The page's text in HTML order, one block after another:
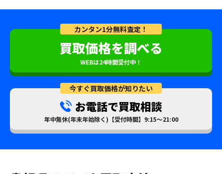
カンタン1分無料査定！
買取価格を調べる
WEBは24時間受付中！
今すぐ買取価格が知りたい
お電話で買取相談
年中無休(年末年始除く)【受付時間】9:15～21:00